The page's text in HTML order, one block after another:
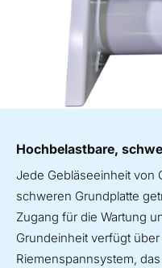
Hochbelastbare,
Jede Gebläseeinheit von
schweren Grundplatte
Zugang für die Wartung
Grundeinheit verfügt
Riemenspannsystem,